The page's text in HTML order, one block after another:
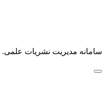
سامانه مدیریت نشریات علمی.